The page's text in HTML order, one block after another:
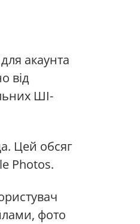
акаунта
від
ШІ-
Цей обсяг
Photos.
фото